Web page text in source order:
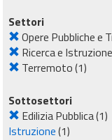
Settori
Opere Pubbliche e
Ricerca e Istruzione
Terremoto(1)
Sottosettori
Edilizia Pubblica(1)
Istruzione(1)